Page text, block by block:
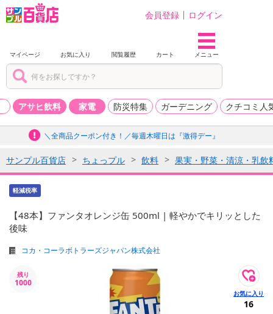
会員登録 ログイン
マイページ お気に入り 閲覧履歴 カート メニュー
アサヒ飲料 家電 防災特集 ガーデニング クチコミ人
＼全商品クーポン付き！／毎週木曜日は『激得デー』
サンプル百貨店 ちょっプル 飲料 果実・野菜・清涼・乳飲
軽減税率
【48本】ファンタオレンジ缶 500ml | 軽やかでキリッとした
後味
コカ・コーラボトラーズジャパン株式会社
残り
1000
16